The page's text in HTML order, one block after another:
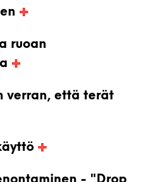
ruoan
verran, että terät